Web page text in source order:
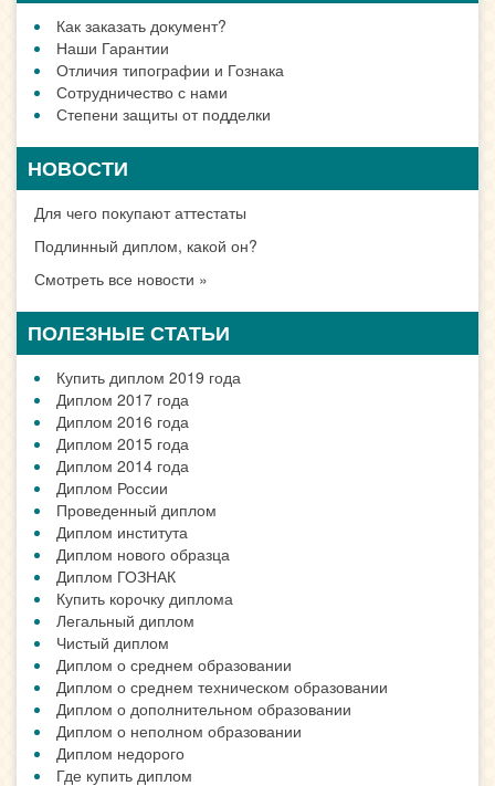
Как заказать документ?
Наши Гарантии
Отличия типографии и Гознака
Сотрудничество с нами
Степени защиты от подделки
НОВОСТИ
Для чего покупают аттестаты
Подлинный диплом, какой он?
Смотреть все новости »
ПОЛЕЗНЫЕ СТАТЬИ
Купить диплом 2019 года
Диплом 2017 года
Диплом 2016 года
Диплом 2015 года
Диплом 2014 года
Диплом России
Проведенный диплом
Диплом института
Диплом нового образца
Диплом ГОЗНАК
Купить корочку диплома
Легальный диплом
Чистый диплом
Диплом о среднем образовании
Диплом о среднем техническом образовании
Диплом о дополнительном образовании
Диплом о неполном образовании
Диплом недорого
Где купить диплом